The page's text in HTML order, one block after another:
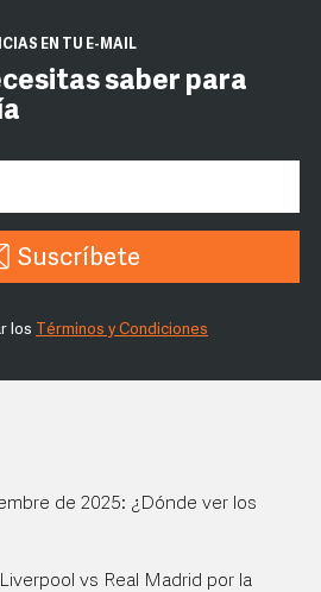
EN TU E-MAIL
saber para
Suscríbete
los Términos y Condiciones
de 2025: ¿Dónde ver los
vs Real Madrid por la